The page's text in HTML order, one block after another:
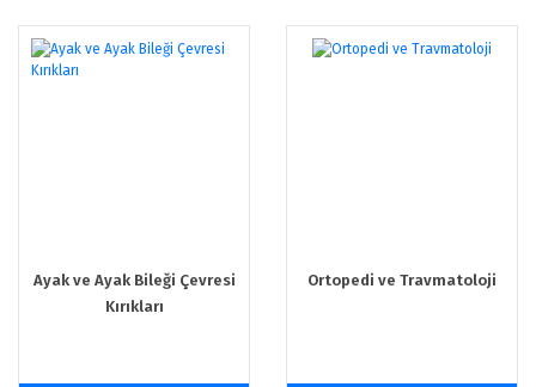
Ayak ve Ayak Bileği Çevresi
Kırıkları
Ortopedi ve Travmatoloji